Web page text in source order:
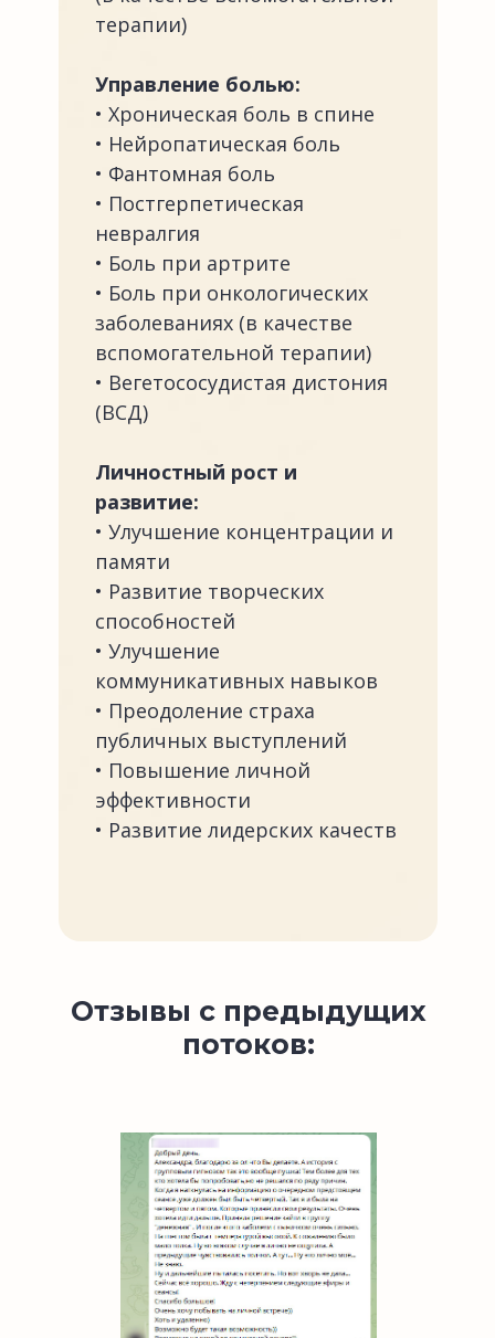
терапии)
Управление болью:
• Хроническая боль в спине
• Нейропатическая боль
• Фантомная боль
• Постгерпетическая
невралгия
• Боль при артрите
• Боль при онкологических
заболеваниях (в качестве
вспомогательной терапии)
• Вегетососудистая дистония
(ВСД)
Личностный рост и
развитие:
• Улучшение концентрации и
памяти
• Развитие творческих
способностей
• Улучшение
коммуникативных навыков
• Преодоление страха
публичных выступлений
• Повышение личной
эффективности
• Развитие лидерских качеств
Отзывы с предыдущих
потоков: